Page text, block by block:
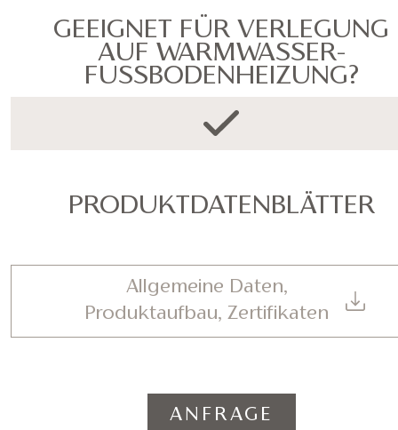
GEEIGNET FÜR VERLEGUNG
AUF WARMWASSER-
FUSSBODENHEIZUNG?
PRODUKTDATENBLÄTTER
Allgemeine Daten,
Produktaufbau, Zertifikaten
ANFRAGE